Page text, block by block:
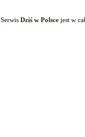
SerwisDziś w Polsce jest w